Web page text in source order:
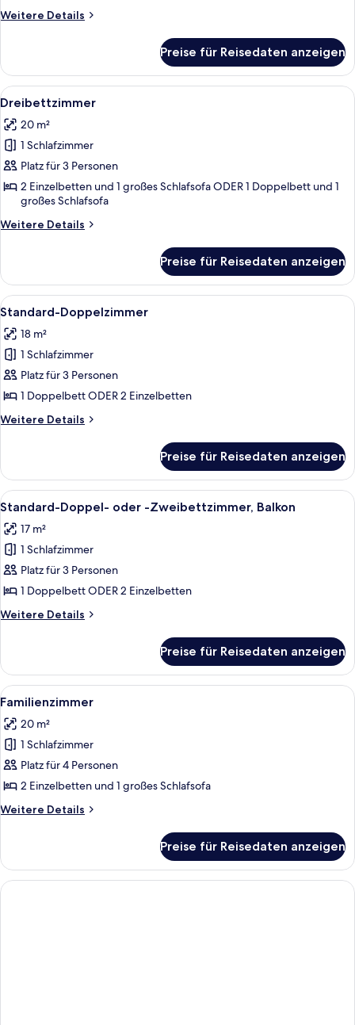
Weitere Details
Weitere
(Small)
Preise für Reisedaten anzeigen
Alle
Fotos
für
Dreibettzimmer
anzeigen
Ein Hotelzimmer mit zwei Betten,
8
Dreibettzimmer
20 m²
1 Schlafzimmer
Platz für 3 Personen
2 Einzelbetten und 1 großes Schlafsofa ODER 1 Doppelbett und 1
großes Schlafsofa
Weitere Details
Weitere
Preise für Reisedaten anzeigen
Alle
Fotos
für
Standard-
Doppelzimmer
anzeigen
Ein Hotelzimmer mit zwei Betten,
7
Standard-Doppelzimmer
18 m²
1 Schlafzimmer
Platz für 3 Personen
1 Doppelbett ODER 2 Einzelbetten
Weitere Details
Weitere
Doppelzimmer
Preise für Reisedaten anzeigen
Alle
Fotos
für
Standard-
Doppel-
oder
-
Zweibettzimmer,
anzeigen
Ein Hotelzimmer mit zwei Betten,
8
Standard-Doppel- oder -Zweibettzimmer, Balkon
17 m²
1 Schlafzimmer
Platz für 3 Personen
1 Doppelbett ODER 2 Einzelbetten
Weitere Details
Weitere
Doppel-
oder
-
Balkon
Preise für Reisedaten anzeigen
Alle
Fotos
für
Familienzimmer
anzeigen
Ein Hotelzimmer mit zwei Betten,
7
Familienzimmer
20 m²
1 Schlafzimmer
Platz für 4 Personen
2 Einzelbetten und 1 großes Schlafsofa
Weitere Details
Weitere
Preise für Reisedaten anzeigen